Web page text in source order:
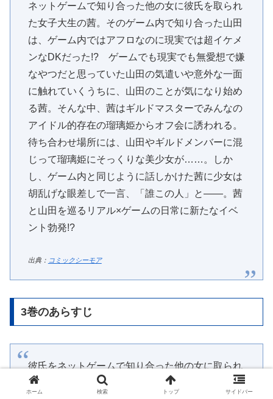
ネットゲームで知り合った他の女に彼氏を取られ
た女子大生の茜。そのゲーム内で知り合った山田
は、ゲーム内ではアフロなのに現実では超イケメ
ンなDKだった!? ゲームでも現実でも無愛想で嫌
なやつだと思っていた山田の気遣いや意外な一面
に触れていくうちに、山田のことが気になり始め
る茜。そんな中、茜はギルドマスターでみんなの
アイドル的存在の瑠璃姫からオフ会に誘われる。
待ち合わせ場所には、山田やギルドメンバーに混
じって瑠璃姫にそっくりな美少女が……。しか
し、ゲーム内と同じように話しかけた茜に少女は
胡乱げな眼差しで一言、「誰この人」と――。茜
と山田を巡るリアル×ゲームの日常に新たなイベ
ント勃発!?
出典： コミックシーモア
3巻のあらすじ
彼氏をネットゲームで知り合った他の女に取られ
た茜は、同じゲームがきっかけで年下のイケメン
ホーム 検索 トップ サイドバー